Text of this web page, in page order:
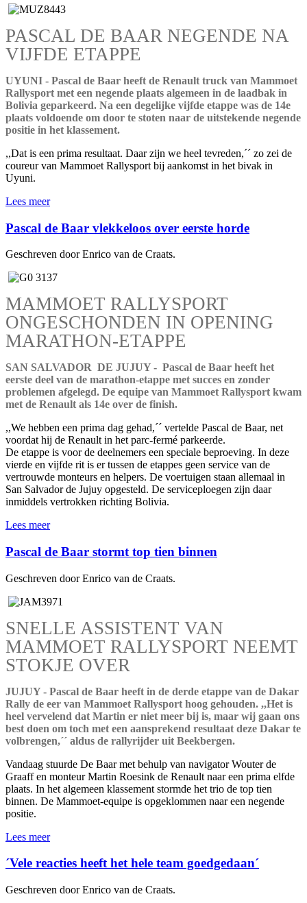
PASCAL DE BAAR NEGENDE NA
VIJFDE ETAPPE
UYUNI - Pascal de Baar heeft de Renault truck van Mammoet
Rallysport met een negende plaats algemeen in de laadbak in
Bolivia geparkeerd. Na een degelijke vijfde etappe was de 14e
plaats voldoende om door te stoten naar de uitstekende negende
positie in het klassement.
,,Dat is een prima resultaat. Daar zijn we heel tevreden,´´ zo zei de
coureur van Mammoet Rallysport bij aankomst in het bivak in
Uyuni.
Lees meer
Pascal de Baar vlekkeloos over eerste horde
Geschreven door Enrico van de Craats.
MAMMOET RALLYSPORT
ONGESCHONDEN IN OPENING
MARATHON-ETAPPE
SAN SALVADOR DE JUJUY - Pascal de Baar heeft het
eerste deel van de marathon-etappe met succes en zonder
problemen afgelegd. De equipe van Mammoet Rallysport kwam
met de Renault als 14e over de finish.
,,We hebben een prima dag gehad,´´ vertelde Pascal de Baar, net
voordat hij de Renault in het parc-fermé parkeerde.
De etappe is voor de deelnemers een speciale beproeving. In deze
vierde en vijfde rit is er tussen de etappes geen service van de
vertrouwde monteurs en helpers. De voertuigen staan allemaal in
San Salvador de Jujuy opgesteld. De serviceploegen zijn daar
inmiddels vertrokken richting Bolivia.
Lees meer
Pascal de Baar stormt top tien binnen
Geschreven door Enrico van de Craats.
SNELLE ASSISTENT VAN
MAMMOET RALLYSPORT NEEMT
STOKJE OVER
JUJUY - Pascal de Baar heeft in de derde etappe van de Dakar
Rally de eer van Mammoet Rallysport hoog gehouden. ,,Het is
heel vervelend dat Martin er niet meer bij is, maar wij gaan ons
best doen om toch met een aansprekend resultaat deze Dakar te
volbrengen,´´ aldus de rallyrijder uit Beekbergen.
Vandaag stuurde De Baar met behulp van navigator Wouter de
Graaff en monteur Martin Roesink de Renault naar een prima elfde
plaats. In het algemeen klassement stormde het trio de top tien
binnen. De Mammoet-equipe is opgeklommen naar een negende
positie.
Lees meer
´Vele reacties heeft het hele team goedgedaan´
Geschreven door Enrico van de Craats.